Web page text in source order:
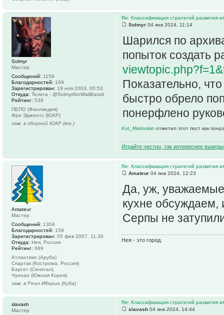
Re: Классификация стратегий развития
Solmyr 04 янв 2024, 11:14
Шарился по
попыток создать
Показательно,
быстро обрело
понерфлено
Kot_Matroskin отметил этот пост как
Играйте честно, так интереснее
Solmyr
Мастер
Сообщений: 1159
Благодарностей: 169
Зарегистрирован: 19 ноя 2003, 00:53
Откуда: Телега - @SolmyrIbnWaliBarad
Рейтинг: 539
ПЕПО (Финляндия)
Фри Эджентс (ЮАР)
зам. в сборной ЮАР (юн.)
Re: Классификация стратегий развития
Amateur 04 янв 2024, 12:23
Да, уж, уважаемые
кухне
Серпы не
Нея - это город.
Amateur
Мастер
Сообщений: 1304
Благодарностей: 158
Зарегистрирован: 05 фев 2007, 11:36
Откуда: Нея, Россия
Рейтинг: 689
Атлантико (Аруба)
Спартак (Кострома, Россия)
Баргет (Сенегал)
Чуннан (Южная Корея)
зам. в Реал Ибериа (Куба)
Re: Классификация стратегий развития
slavash 04 янв 2024, 14:44
slavash
Мастер